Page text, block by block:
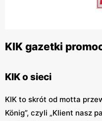
KIK gazetki
KIK o sieci
KIK to skrót od motta
König”, czyli „Klient nasz